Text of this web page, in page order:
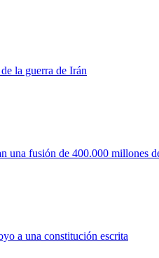
la guerra de Irán
una fusión de 400.000 millones
a una constitución escrita